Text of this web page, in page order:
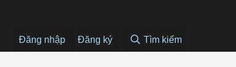
Đăng nhập Đăng ký Tìm kiếm